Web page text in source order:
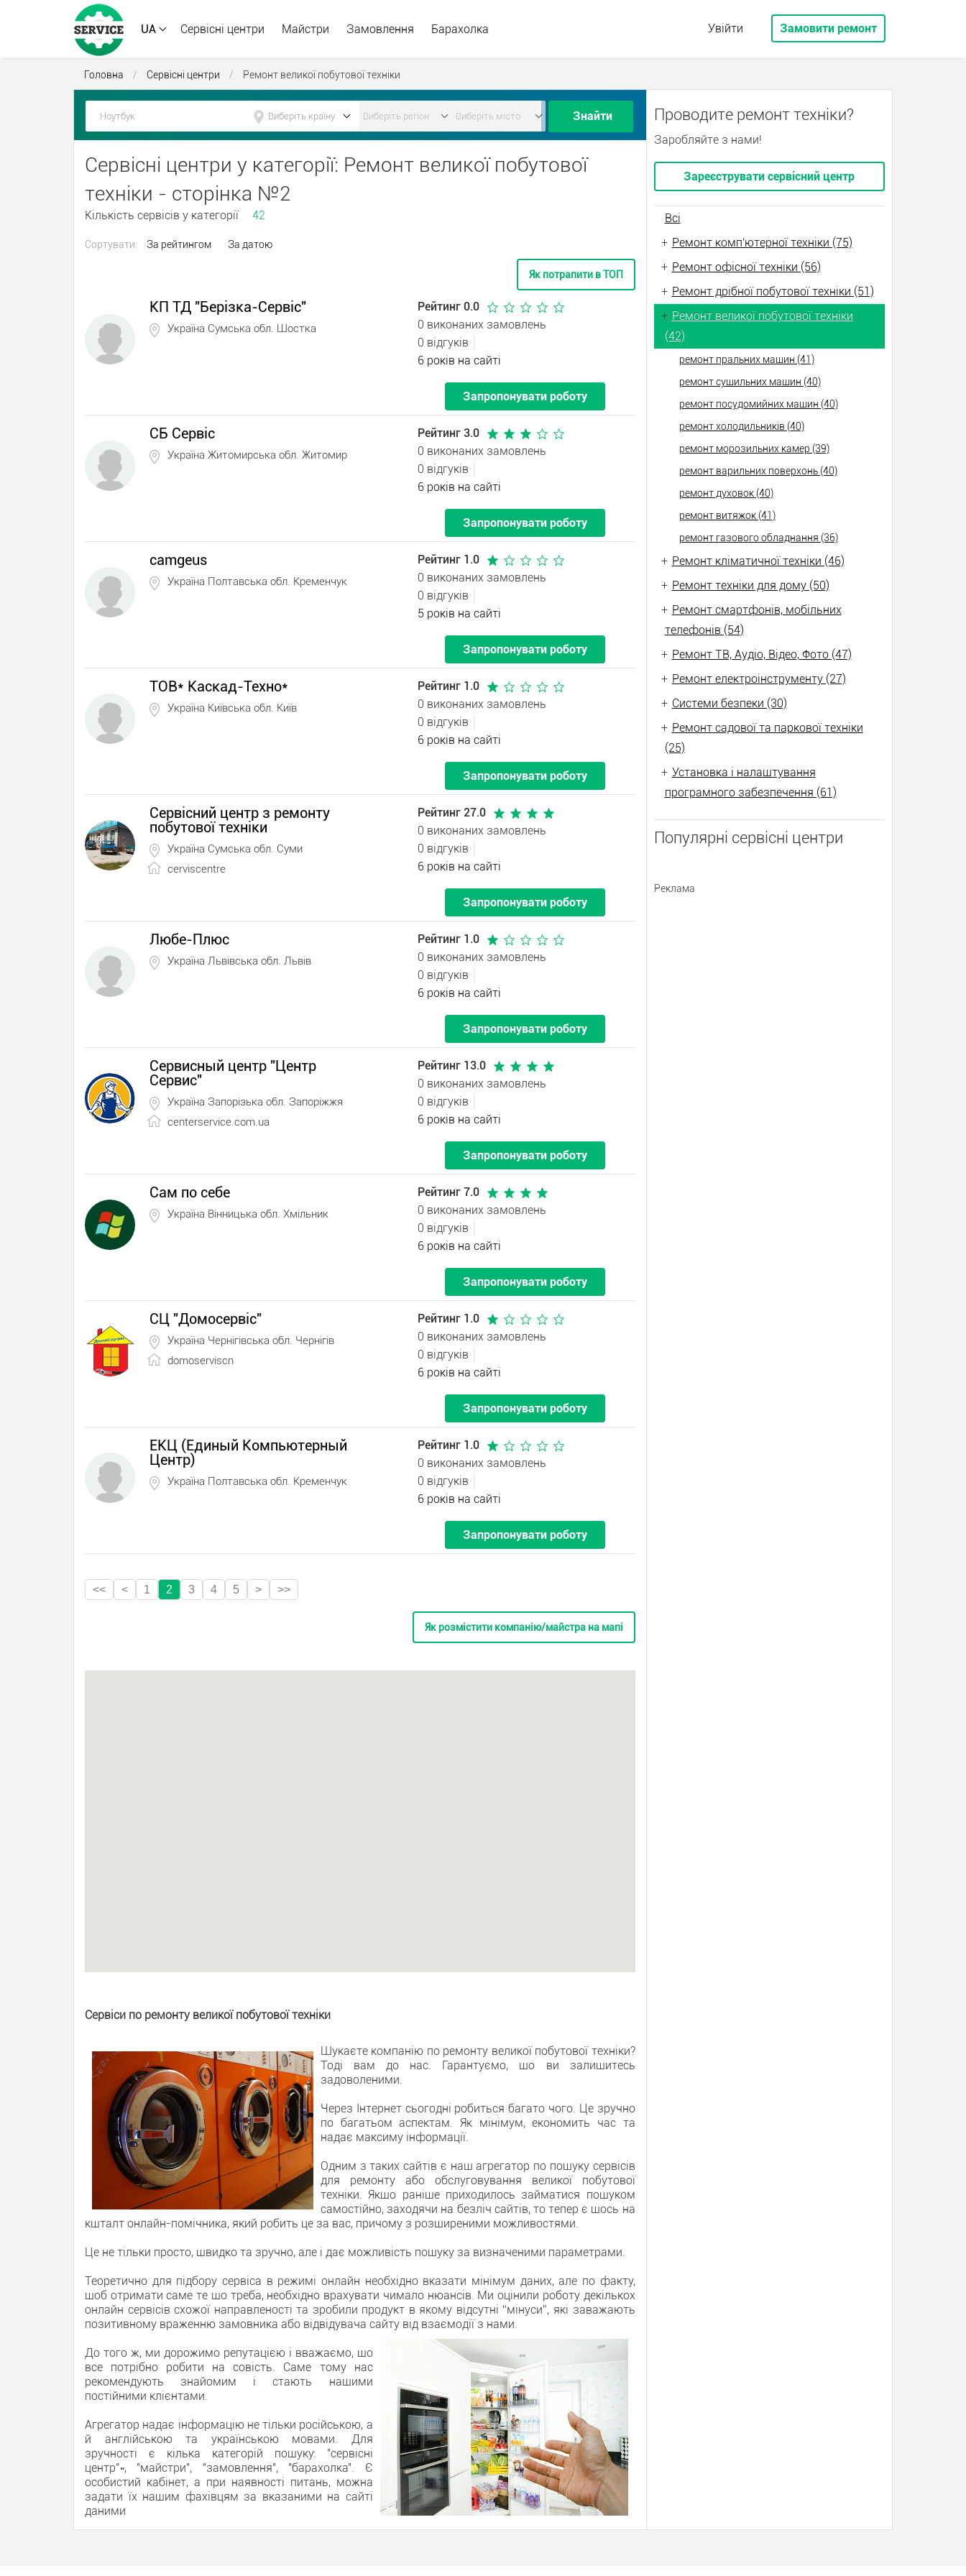
UA Сервісні центри Майстри Замовлення Барахолка Увійти Замовити ремонт
Головна / Сервісні центри / Ремонт великої побутової техніки
Знайти
Сервісні центри у категорії: Ремонт великої побутової
техніки - сторінка №2
Кількість сервісів у категорії 42
Сортувати: За рейтингом За датою
Як потрапити в ТОП
КП ТД "Берізка-Сервіс"
Україна Сумська обл. Шостка
Рейтинг 0.0
0 виконаних замовлень
0 відгуків
6 років на сайті
Запропонувати роботу
СБ Сервіс
Україна Житомирська обл. Житомир
Рейтинг 3.0
0 виконаних замовлень
0 відгуків
6 років на сайті
Запропонувати роботу
camgeus
Україна Полтавська обл. Кременчук
Рейтинг 1.0
0 виконаних замовлень
0 відгуків
5 років на сайті
Запропонувати роботу
ТОВ* Каскад-Техно*
Україна Київська обл. Київ
Рейтинг 1.0
0 виконаних замовлень
0 відгуків
6 років на сайті
Запропонувати роботу
Сервісний центр з ремонту
побутової техніки
Україна Сумська обл. Суми
cerviscentre
Рейтинг 27.0
0 виконаних замовлень
0 відгуків
6 років на сайті
Запропонувати роботу
Любе-Плюс
Україна Львівська обл. Львів
Рейтинг 1.0
0 виконаних замовлень
0 відгуків
6 років на сайті
Запропонувати роботу
Сервисный центр "Центр
Сервис"
Україна Запорізька обл. Запоріжжя
centerservice.com.ua
Рейтинг 13.0
0 виконаних замовлень
0 відгуків
6 років на сайті
Запропонувати роботу
Сам по себе
Україна Вінницька обл. Хмільник
Рейтинг 7.0
0 виконаних замовлень
0 відгуків
6 років на сайті
Запропонувати роботу
СЦ "Домосервіс"
Україна Чернігівська обл. Чернігів
domoserviscn
Рейтинг 1.0
0 виконаних замовлень
0 відгуків
6 років на сайті
Запропонувати роботу
ЕКЦ (Единый Компьютерный
Центр)
Україна Полтавська обл. Кременчук
Рейтинг 1.0
0 виконаних замовлень
0 відгуків
6 років на сайті
Запропонувати роботу
<< < 1 2 3 4 5 > >>
Як розмістити компанію/майстра на мапі
Сервіси по ремонту великої побутової техніки
Шукаєте компанію по ремонту великої побутової техніки?
Тоді вам до нас. Гарантуємо, що ви залишитесь
задоволеними.
Через Інтернет сьогодні робиться багато чого. Це зручно
по багатьом аспектам. Як мінімум, економить час та
надає максиму інформації.
Одним з таких сайтів є наш агрегатор по пошуку сервісів
для ремонту або обслуговування великої побутової
техніки. Якщо раніше приходилось займатися пошуком
самостійно, заходячи на безліч сайтів, то тепер є щось на
кшталт онлайн-помічника, який робить це за вас, причому з розширеними можливостями.
Це не тільки просто, швидко та зручно, але і дає можливість пошуку за визначеними параметрами.
Теоретично для підбору сервіса в режимі онлайн необхідно вказати мінімум даних, але по факту,
щоб отримати саме те що треба, необхідно врахувати чимало нюансів. Ми оцінили роботу декількох
онлайн сервісів схожої направленості та зробили продукт в якому відсутні “мінуси”, які заважають
позитивному враженню замовника або відвідувача сайту від взаємодії з нами.
До того ж, ми дорожимо репутацією і вважаємо, що
все потрібно робити на совість. Саме тому нас
рекомендують знайомим і стають нашими
постійними клієнтами.
Агрегатор надає інформацію не тільки російською, а
й англійською та українською мовами. Для
зручності є кілька категорій пошуку: "сервісні
центр"», "майстри", "замовлення", "барахолка". Є
особистий кабінет, а при наявності питань, можна
задати їх нашим фахівцям за вказаними на сайті
даними
Проводите ремонт техніки?
Заробляйте з нами!
Зареєструвати сервісний центр
Всі
+ Ремонт комп'ютерної техніки (75)
+ Ремонт офісної техніки (56)
+ Ремонт дрібної побутової техніки (51)
+ Ремонт великої побутової техніки
(42)
ремонт пральних машин (41)
ремонт сушильних машин (40)
ремонт посудомийних машин (40)
ремонт холодильників (40)
ремонт морозильних камер (39)
ремонт варильних поверхонь (40)
ремонт духовок (40)
ремонт витяжок (41)
ремонт газового обладнання (36)
+ Ремонт кліматичної техніки (46)
+ Ремонт техніки для дому (50)
+ Ремонт смартфонів, мобільних
телефонів (54)
+ Ремонт ТВ, Аудіо, Відео, Фото (47)
+ Ремонт електроінструменту (27)
+ Системи безпеки (30)
+ Ремонт садової та паркової техніки
(25)
+ Установка і налаштування
програмного забезпечення (61)
Популярні сервісні центри
Реклама